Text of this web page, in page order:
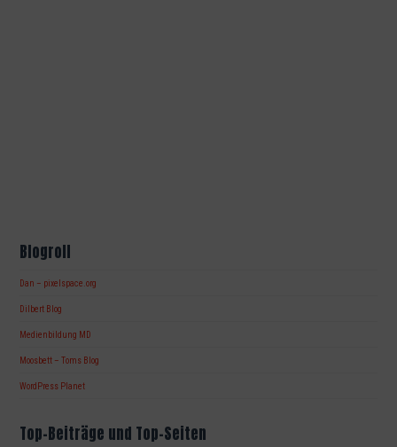
Blogroll
Dan – pixelspace.org
Dilbert Blog
Medienbildung MD
Moosbett – Toms Blog
WordPress Planet
Top-Beiträge und Top-Seiten